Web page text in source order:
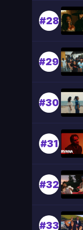
#28
#29
#30
#31
#32
#33